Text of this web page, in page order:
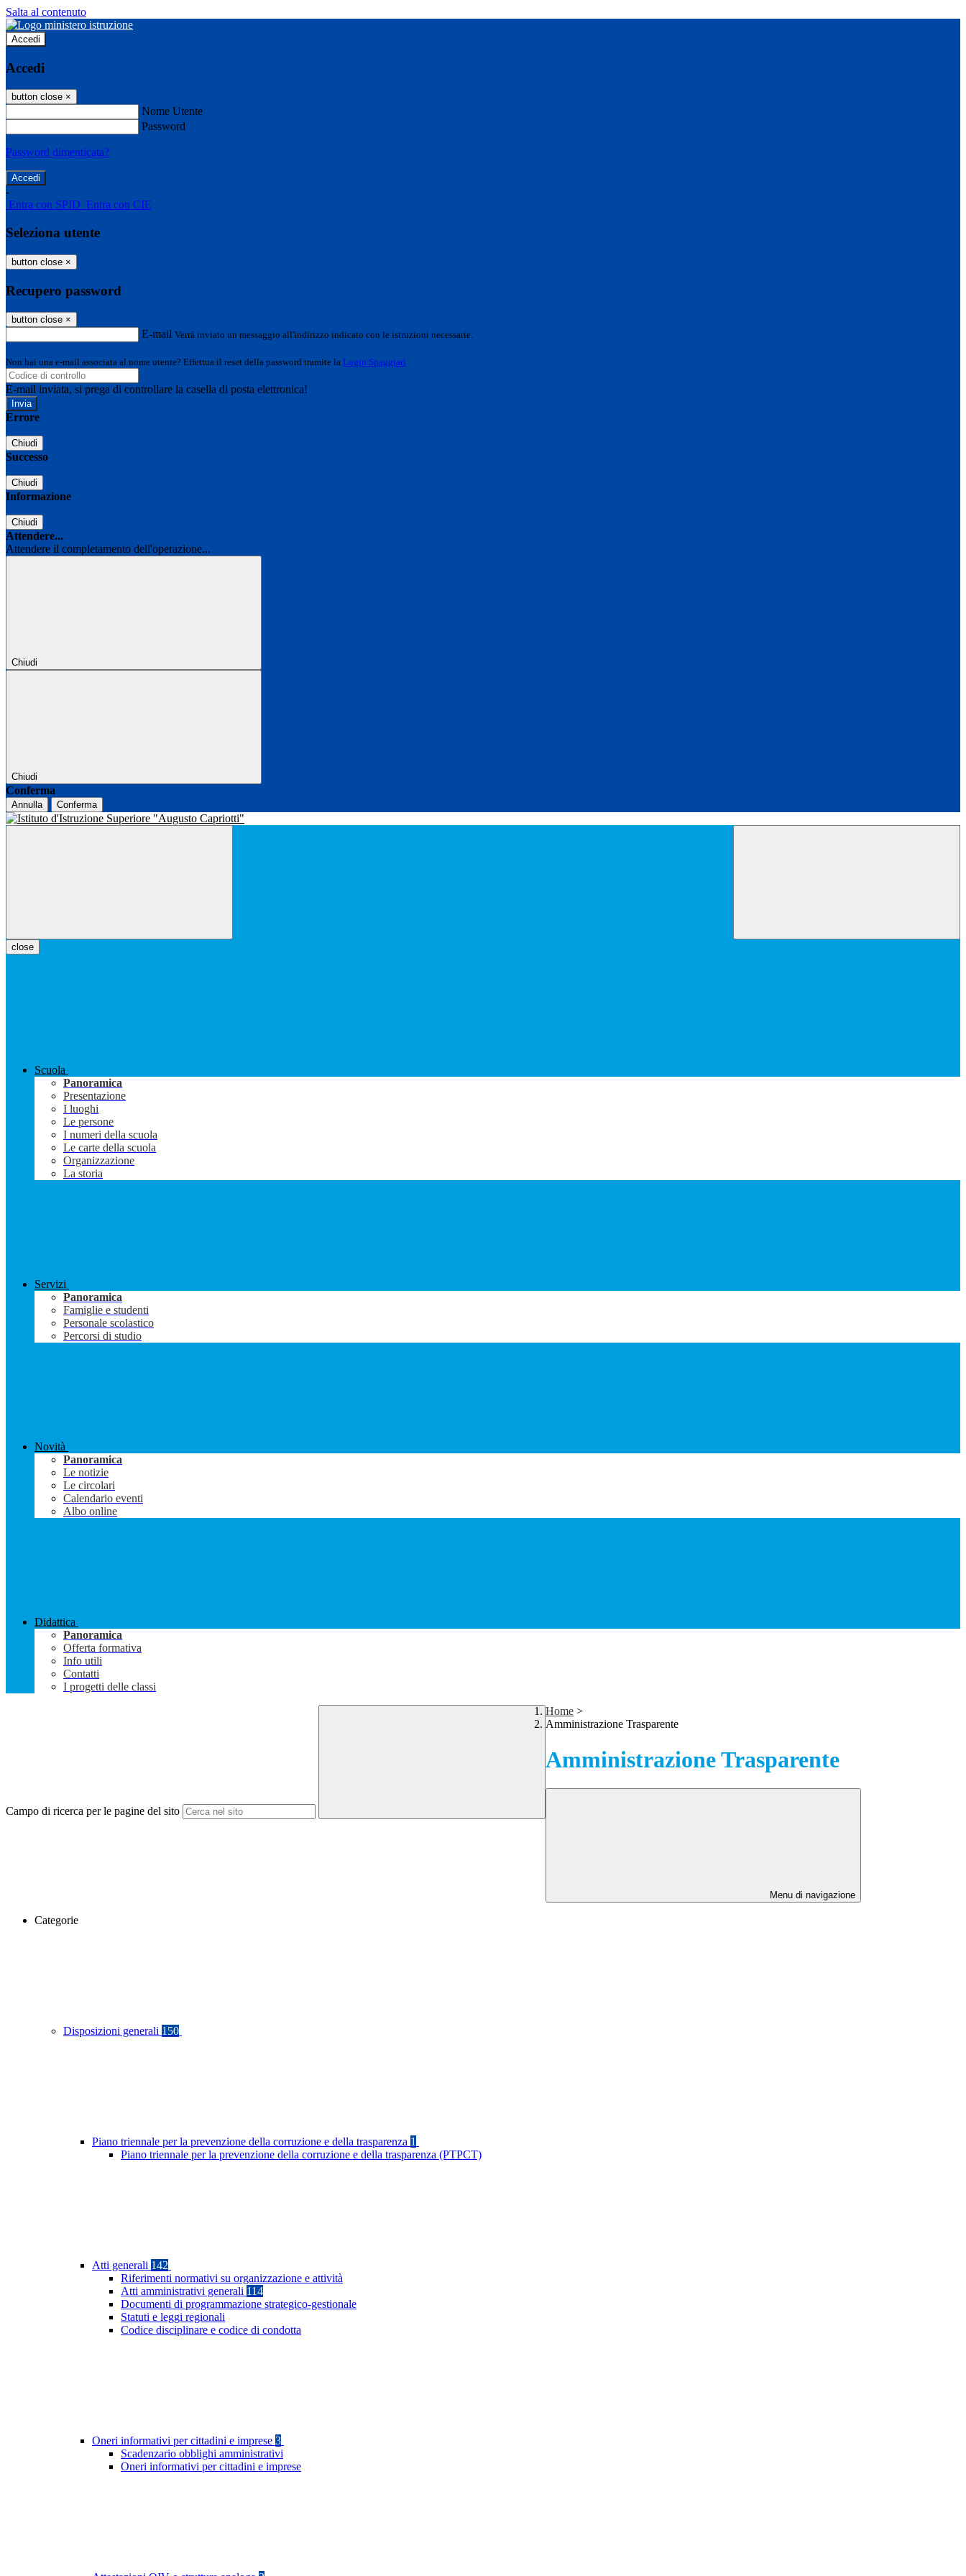
Salta al contenuto
Accedi
Accedi
button close ×
Nome Utente
Password
Password dimenticata?
-
Entra con SPID Entra con CIE
Seleziona utente
button close ×
Recupero password
button close ×
E-mail Verrà inviato un messaggio all'indirizzo indicato con le istruzioni necessarie.
Non hai una e-mail associata al nome utente? Effettua il reset della password tramite la Login Spaggiari
E-mail inviata, si prega di controllare la casella di posta elettronica!
Errore
Chiudi
Successo
Chiudi
Informazione
Chiudi
Attendere...
Attendere il completamento dell'operazione...
Chiudi
Chiudi
Conferma
Annulla Conferma
close
Scuola
Panoramica
Presentazione
I luoghi
Le persone
I numeri della scuola
Le carte della scuola
Organizzazione
La storia
Servizi
Panoramica
Famiglie e studenti
Personale scolastico
Percorsi di studio
Novità
Panoramica
Le notizie
Le circolari
Calendario eventi
Albo online
Didattica
Panoramica
Offerta formativa
Info utili
Contatti
I progetti delle classi
Campo di ricerca per le pagine del sito
Home >
Amministrazione Trasparente
Amministrazione Trasparente
Menu di navigazione
Categorie
Disposizioni generali 150
Piano triennale per la prevenzione della corruzione e della trasparenza 1
Piano triennale per la prevenzione della corruzione e della trasparenza (PTPCT)
Atti generali 142
Riferimenti normativi su organizzazione e attività
Atti amministrativi generali 114
Documenti di programmazione strategico-gestionale
Statuti e leggi regionali
Codice disciplinare e codice di condotta
Oneri informativi per cittadini e imprese 3
Scadenzario obblighi amministrativi
Oneri informativi per cittadini e imprese